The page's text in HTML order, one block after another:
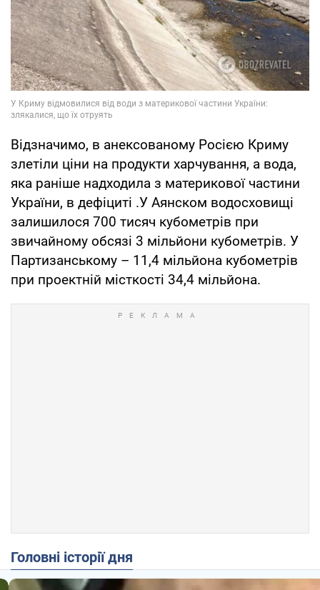
Відзначимо, в анексованому Росією Криму
злетіли ціни на продукти харчування, а вода,
яка раніше надходила з материкової частини
України, в дефіциті .У Аянском водосховищі
залишилося 700 тисяч кубометрів при
звичайному обсязі 3 мільйони кубометрів. У
Партизанському – 11,4 мільйона кубометрів
при проектній місткості 34,4 мільйона.
Головні історії дня